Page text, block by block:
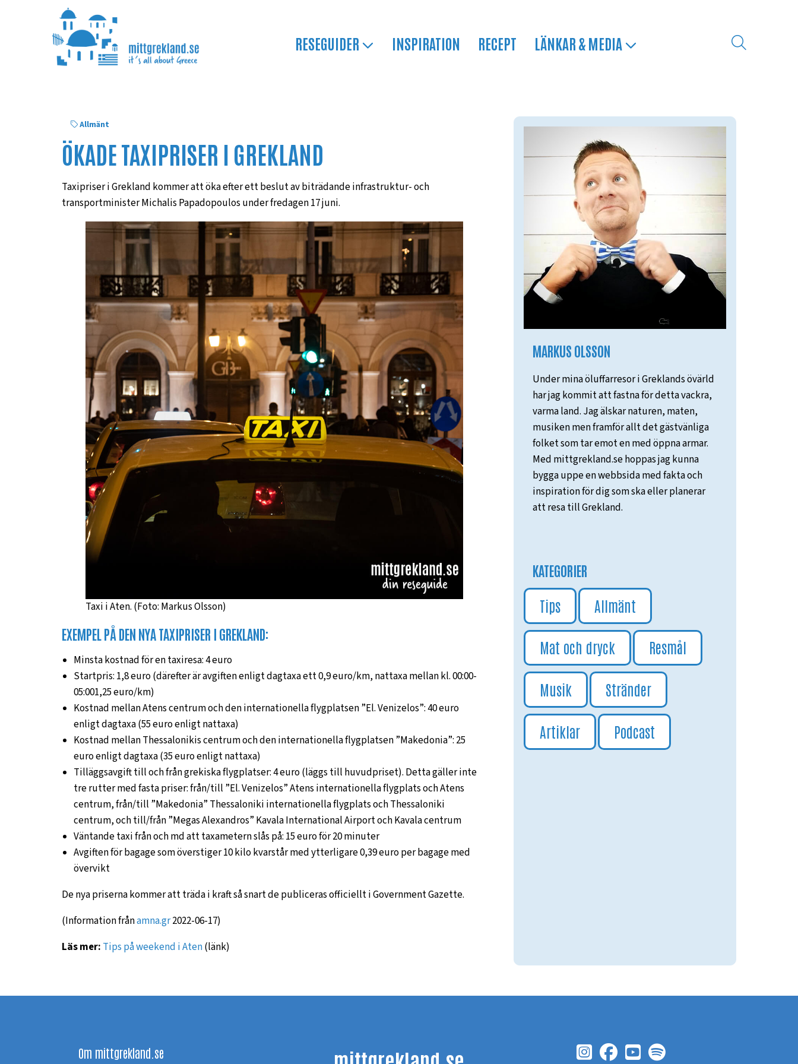
RESEGUIDER INSPIRATION RECEPT LÄNKAR & MEDIA
Allmänt
ÖKADE TAXIPRISER I GREKLAND
Taxipriser i Grekland kommer att öka efter ett beslut av biträdande infrastruktur- och
transportminister Michalis Papadopoulos under fredagen 17 juni.
Taxi i Aten. (Foto: Markus Olsson)
EXEMPEL PÅ DEN NYA TAXIPRISER I GREKLAND:
Minsta kostnad för en taxiresa: 4 euro
Startpris: 1,8 euro (därefter är avgiften enligt dagtaxa ett 0,9 euro/km, nattaxa mellan kl. 00:00-
05:001,25 euro/km)
Kostnad mellan Atens centrum och den internationella flygplatsen ”El. Venizelos”: 40 euro
enligt dagtaxa (55 euro enligt nattaxa)
Kostnad mellan Thessalonikis centrum och den internationella flygplatsen ”Makedonia”: 25
euro enligt dagtaxa (35 euro enligt nattaxa)
Tilläggsavgift till och från grekiska flygplatser: 4 euro (läggs till huvudpriset). Detta gäller inte
tre rutter med fasta priser: från/till ”El. Venizelos” Atens internationella flygplats och Atens
centrum, från/till ”Makedonia” Thessaloniki internationella flygplats och Thessaloniki
centrum, och till/från ”Megas Alexandros” Kavala International Airport och Kavala centrum
Väntande taxi från och md att taxametern slås på: 15 euro för 20 minuter
Avgiften för bagage som överstiger 10 kilo kvarstår med ytterligare 0,39 euro per bagage med
övervikt
De nya priserna kommer att träda i kraft så snart de publiceras officiellt i Government Gazette.
(Information frånamna.gr2022-06-17)
Läs mer: Tips på weekend i Aten(länk)
MARKUS OLSSON
Under mina öluffarresor i Greklands övärld
har jag kommit att fastna för detta vackra,
varma land. Jag älskar naturen, maten,
musiken men framför allt det gästvänliga
folket som tar emot en med öppna armar.
Med mittgrekland.se hoppas jag kunna
bygga uppe en webbsida med fakta och
inspiration för dig som ska eller planerar
att resa till Grekland.
KATEGORIER
Tips Allmänt
Mat och dryck Resmål
Musik Stränder
Artiklar Podcast
Om mittgrekland.se